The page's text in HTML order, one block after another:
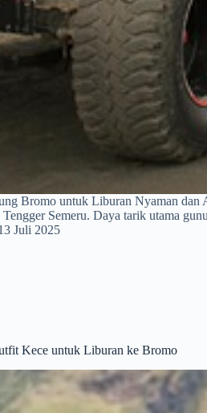
Bromo untuk Liburan Nyaman dan
Semeru. Daya tarik utama
Juli 2025
Kece untuk Liburan ke Bromo